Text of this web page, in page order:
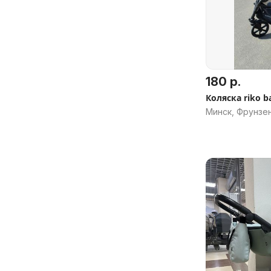
180 р.
Коляска riko
Минск,